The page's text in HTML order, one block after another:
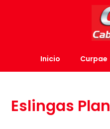
Inicio Curpae
Eslingas